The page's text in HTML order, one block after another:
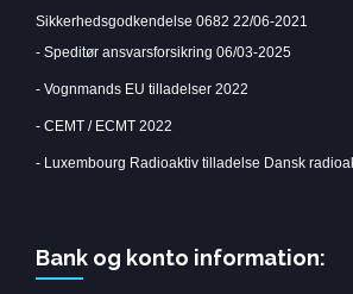
Sikkerhedsgodkendelse 0682 22/06-2021
- Speditør ansvarsforsikring 06/03-2025
- Vognmands EU tilladelser 2022
- CEMT / ECMT 2022
- Luxembourg Radioaktiv tilladelse Dansk
Bank og konto information: